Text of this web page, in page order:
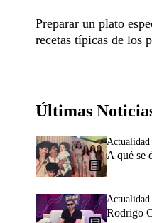
Preparar un plato
recetas típicas de los
Últimas
Actualidad
A qué se
Actualidad
Rodrigo